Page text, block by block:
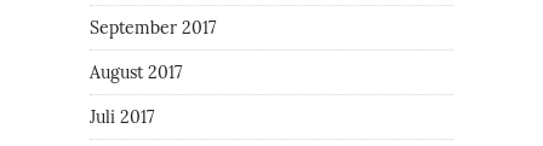
September 2017
August 2017
Juli 2017